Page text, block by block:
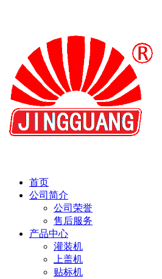
首页
公司简介
公司荣誉
售后服务
产品中心
灌装机
上盖机
贴标机